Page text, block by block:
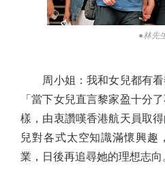
●林先
周小姐：我和女兒都有看
「當下女兒直言黎家盈十分
樣，由衷讚嘆香港航天員取
兒對各式太空知識滿懷興趣
業，日後再追尋她的理想志向